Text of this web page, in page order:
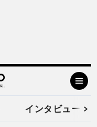
インタビュー